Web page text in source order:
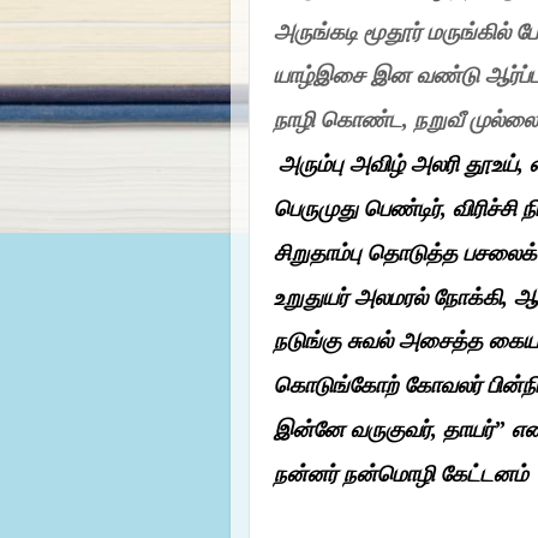
அருங்கடி மூதூர் மருங்கில்
யாழ்இசை இன வண்டு
நாழி கொண்ட, நறுவீ முல்லை
அரும்பு அவிழ் அலரி தூஉய்,
பெருமுது பெண்டிர், விரிச்சி
சிறுதாம்பு தொடுத்த
உறுதுயர் அலமரல் நோக்கி,
நடுங்கு சுவல் அசைத்த
கொடுங்கோற் கோவலர்
இன்னே வருகுவர், தாயர்”
நன்னர் நன்மொழி கேட்டனம்